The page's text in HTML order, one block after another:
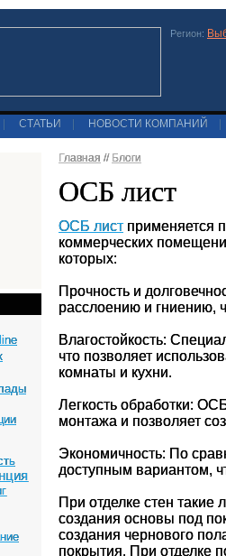
Регион:
СТАТЬИ НОВОСТИ КОМПАНИЙ
Главная // Блоги
ОСБ лист
ОСБ листприменяется
коммерческих
которых:
Прочность и
расслоению и гниению,
Влагостойкость:
что позволяет
комнаты и кухни.
Легкость обработки:
монтажа и позволяет
Экономичность: По
доступным вариантом,
При отделке стен такие
создания основы под
создания чернового
покрытия. При отделке